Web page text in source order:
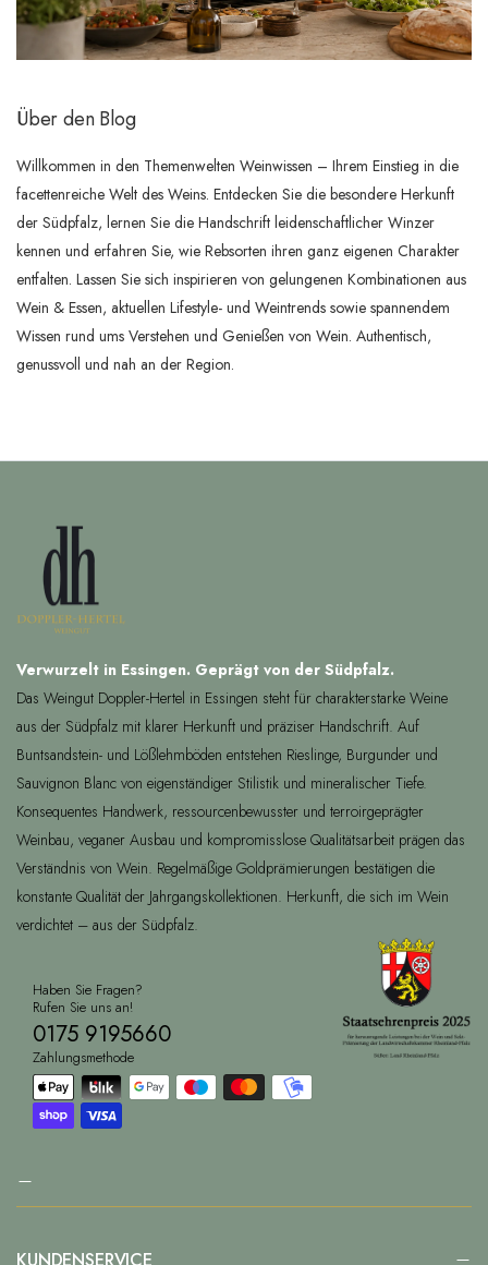
Über den Blog
Willkommen in den Themenwelten Weinwissen – Ihrem Einstieg in die
facettenreiche Welt des Weins. Entdecken Sie die besondere Herkunft
der Südpfalz, lernen Sie die Handschrift leidenschaftlicher Winzer
kennen und erfahren Sie, wie Rebsorten ihren ganz eigenen Charakter
entfalten. Lassen Sie sich inspirieren von gelungenen Kombinationen aus
Wein & Essen, aktuellen Lifestyle- und Weintrends sowie spannendem
Wissen rund ums Verstehen und Genießen von Wein. Authentisch,
genussvoll und nah an der Region.
Verwurzelt in Essingen. Geprägt von der Südpfalz.
Das Weingut Doppler-Hertel in Essingen steht für charakterstarke Weine
aus der Südpfalz mit klarer Herkunft und präziser Handschrift. Auf
Buntsandstein- und Lößlehmböden entstehen Rieslinge, Burgunder und
Sauvignon Blanc von eigenständiger Stilistik und mineralischer Tiefe.
Konsequentes Handwerk, ressourcenbewusster und terroirgeprägter
Weinbau, veganer Ausbau und kompromisslose Qualitätsarbeit prägen das
Verständnis von Wein. Regelmäßige Goldprämierungen bestätigen die
konstante Qualität der Jahrgangskollektionen. Herkunft, die sich im Wein
verdichtet – aus der Südpfalz.
Haben Sie Fragen?
Rufen Sie uns an!
0175 9195660
Zahlungsmethode